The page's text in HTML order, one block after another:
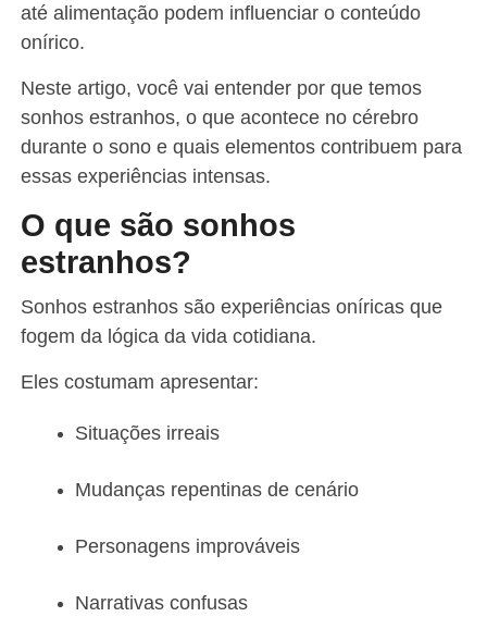
até alimentação podem influenciar o conteúdo
onírico.
Neste artigo, você vai entender por que temos
sonhos estranhos, o que acontece no cérebro
durante o sono e quais elementos contribuem para
essas experiências intensas.
O que são sonhos
estranhos?
Sonhos estranhos são experiências oníricas que
fogem da lógica da vida cotidiana.
Eles costumam apresentar:
Situações irreais
Mudanças repentinas de cenário
Personagens improváveis
Narrativas confusas